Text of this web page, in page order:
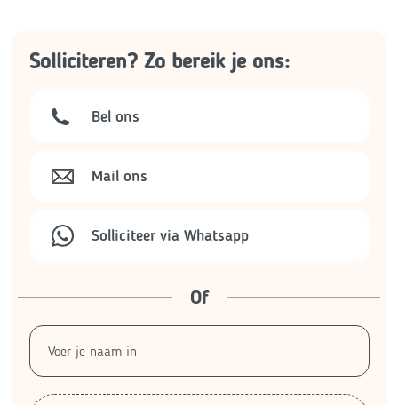
Solliciteren? Zo bereik je ons:
Bel ons
Mail ons
Solliciteer via Whatsapp
Of